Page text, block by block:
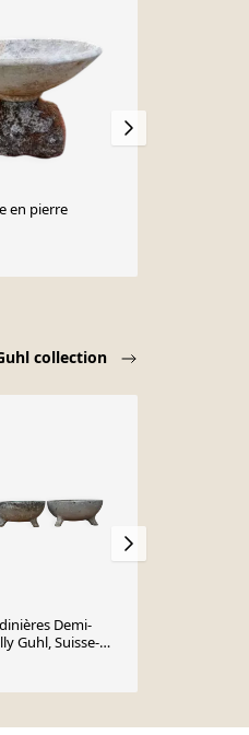
en pierre
collection
Demi-
Guhl, Suisse-